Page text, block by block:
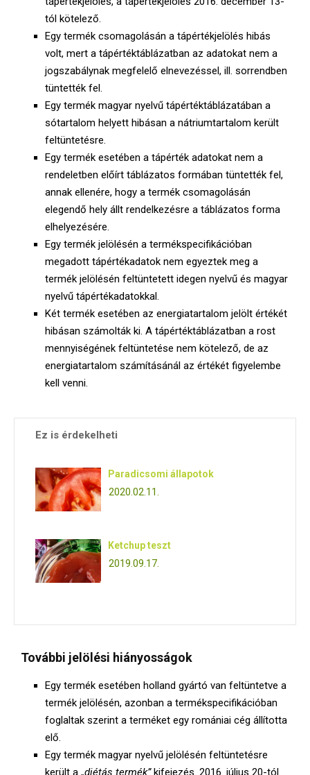
tól kötelező.
Egy termék csomagolásán a tápértékjelölés hibás
volt, mert a tápértéktáblázatban az adatokat nem a
jogszabálynak megfelelő elnevezéssel, ill. sorrendben
tüntették fel.
Egy termék magyar nyelvű tápértéktáblázatában a
sótartalom helyett hibásan a nátriumtartalom került
feltüntetésre.
Egy termék esetében a tápérték adatokat nem a
rendeletben előírt táblázatos formában tüntették fel,
annak ellenére, hogy a termék csomagolásán
elegendő hely állt rendelkezésre a táblázatos forma
elhelyezésére.
Egy termék jelölésén a termékspecifikációban
megadott tápértékadatok nem egyeztek meg a
termék jelölésén feltüntetett idegen nyelvű és magyar
nyelvű tápértékadatokkal.
Két termék esetében az energiatartalom jelölt értékét
hibásan számolták ki. A tápértéktáblázatban a rost
mennyiségének feltüntetése nem kötelező, de az
energiatartalom számításánál az értékét figyelembe
kell venni.
Ez is érdekelheti
Paradicsomi állapotok
2020.02.11.
Ketchup teszt
2019.09.17.
További jelölési hiányosságok
Egy termék esetében holland gyártó van feltüntetve a
termék jelölésén, azonban a termékspecifikációban
foglaltak szerint a terméket egy romániai cég állította
elő.
Egy termék magyar nyelvű jelölésén feltüntetésre
került a „diétás termék”kifejezés. 2016. július 20-tól